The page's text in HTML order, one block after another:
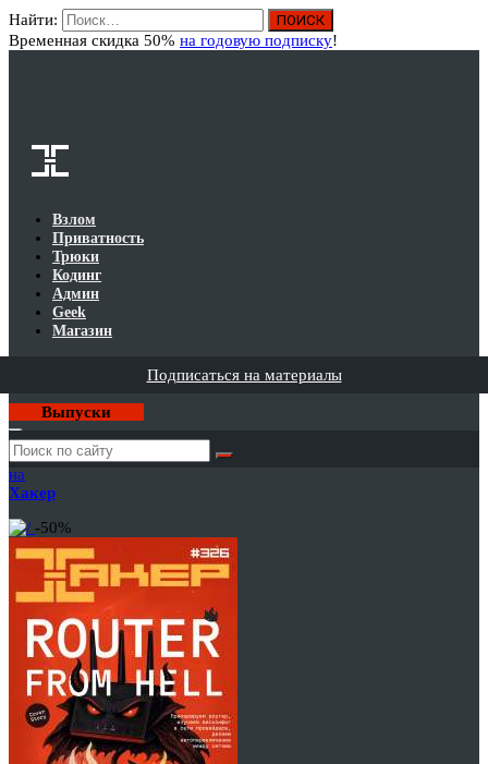
Найти:
Временная скидка 50% на годовую подписку!
Взлом
Приватность
Трюки
Кодинг
Админ
Geek
Магазин
Подписаться на материалы
Выпуски
Годовая
подписка
на
Хакер
-50%